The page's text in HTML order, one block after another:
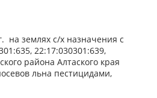
на землях с/х назначения с
22:17:030301:639,
района Алтаского края
льна пестицидами,